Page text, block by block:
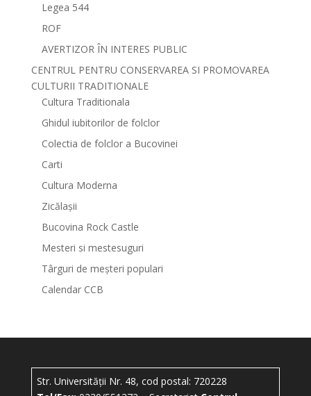
Legea 544
ROF
AVERTIZOR ÎN INTERES PUBLIC
CENTRUL PENTRU CONSERVAREA SI PROMOVAREA
CULTURII TRADITIONALE
Cultura Traditionala
Ghidul iubitorilor de folclor
Colectia de folclor a Bucovinei
Carti
Cultura Moderna
Zicălașii
Bucovina Rock Castle
Mesteri si mestesuguri
Târguri de meșteri populari
Calendar CCB
Str. Universității Nr. 48, cod postal: 720228